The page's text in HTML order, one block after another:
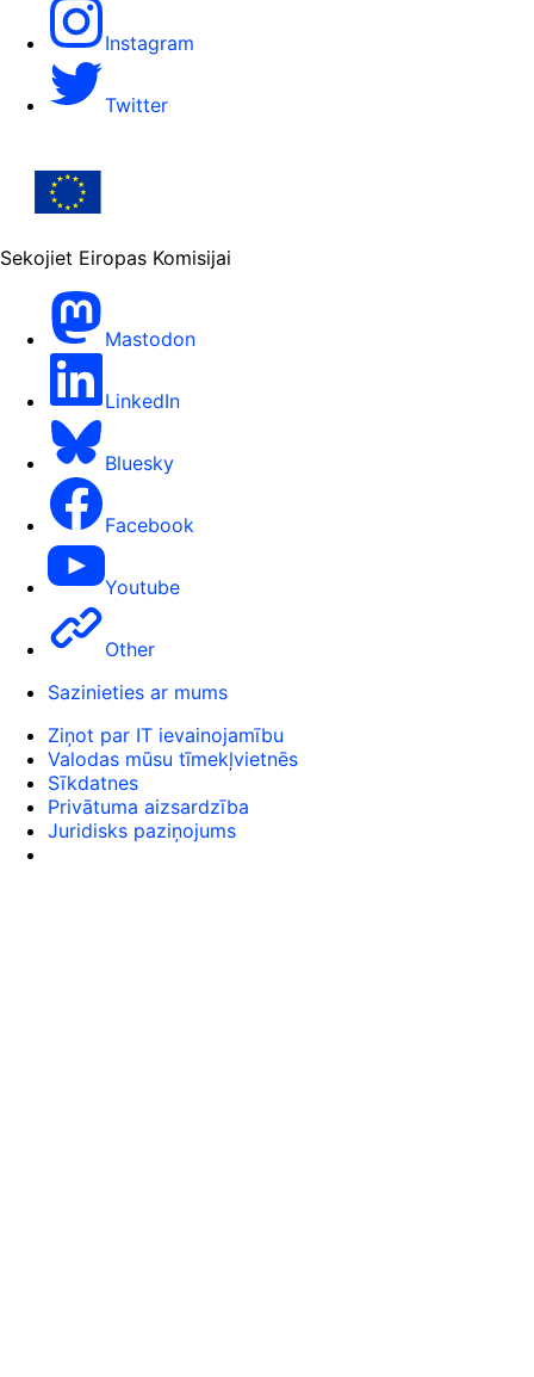
Instagram
Twitter
Sekojiet Eiropas Komisijai
Mastodon
LinkedIn
Bluesky
Facebook
Youtube
Other
Sazinieties ar mums
Ziņot par IT ievainojamību
Valodas mūsu tīmekļvietnēs
Sīkdatnes
Privātuma aizsardzība
Juridisks paziņojums